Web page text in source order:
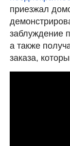
приезжал
заблуждение
а также
заказа,